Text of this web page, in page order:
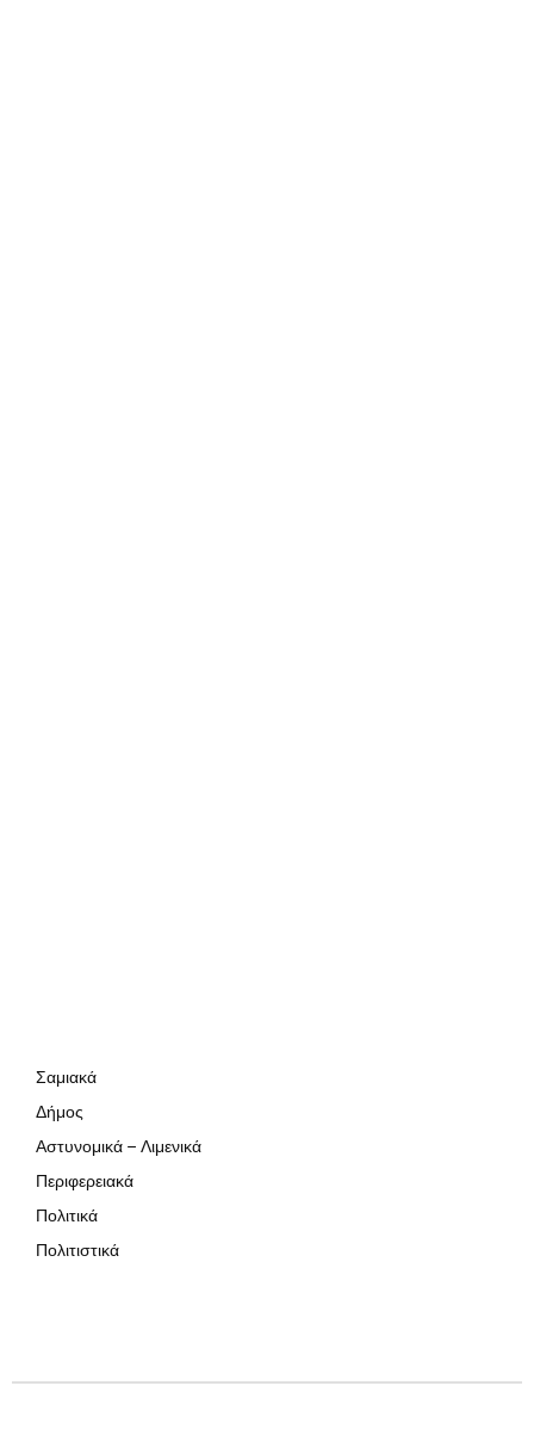
Σαμιακά
Δήμος
Αστυνομικά – Λιμενικά
Περιφερειακά
Πολιτικά
Πολιτιστικά